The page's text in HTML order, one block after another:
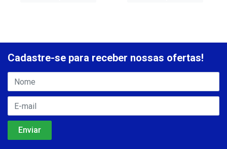
Cadastre-se para receber nossas ofertas!